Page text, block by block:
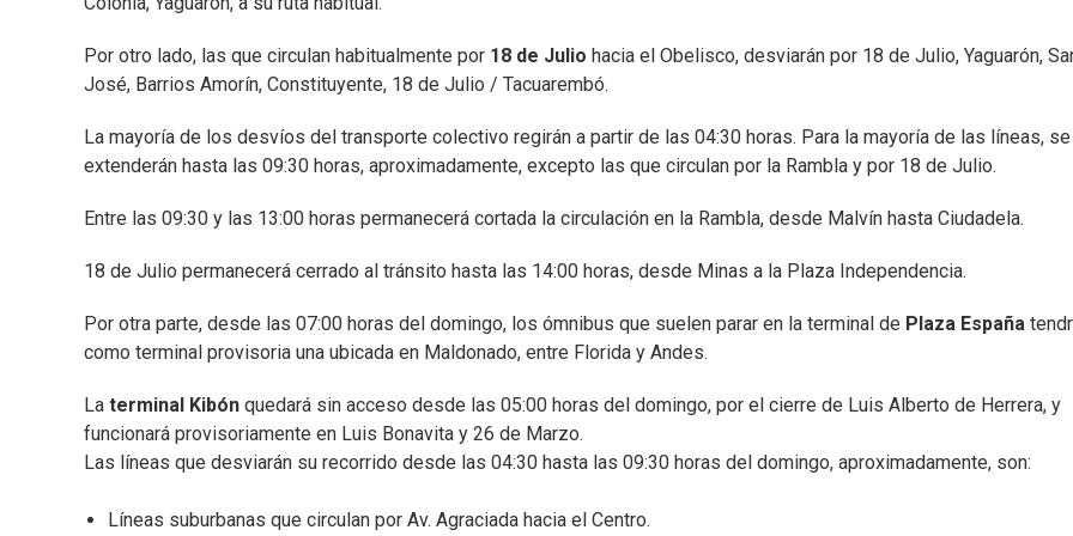
Por otro lado, las que circulan habitualmente por 18 de Julio hacia el Obelisco, desviarán por 18 de Julio, Yaguarón,
José, Barrios Amorín, Constituyente, 18 de Julio / Tacuarembó.
La mayoría de los desvíos del transporte colectivo regirán a partir de las 04:30 horas. Para la mayoría de las líneas, se
extenderán hasta las 09:30 horas, aproximadamente, excepto las que circulan por la Rambla y por 18 de Julio.
Entre las 09:30 y las 13:00 horas permanecerá cortada la circulación en la Rambla, desde Malvín hasta Ciudadela.
18 de Julio permanecerá cerrado al tránsito hasta las 14:00 horas, desde Minas a la Plaza Independencia.
Por otra parte, desde las 07:00 horas del domingo, los ómnibus que suelen parar en la terminal de Plaza España
como terminal provisoria una ubicada en Maldonado, entre Florida y Andes.
La terminal Kibón quedará sin acceso desde las 05:00 horas del domingo, por el cierre de Luis Alberto de Herrera, y
funcionará provisoriamente en Luis Bonavita y 26 de Marzo.
Las líneas que desviarán su recorrido desde las 04:30 hasta las 09:30 horas del domingo, aproximadamente, son:
Líneas suburbanas que circulan por Av. Agraciada hacia el Centro.